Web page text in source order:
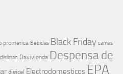
promerica Bebidas Black Friday camas
Davivienda Despensa de
digicel Electrodomesticos EPA